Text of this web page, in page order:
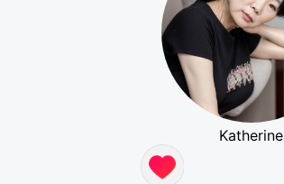
Katherine